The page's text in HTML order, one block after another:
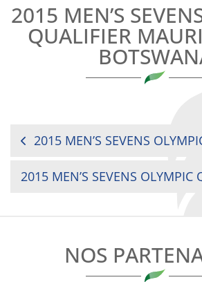
2015 MEN’S
QUALIFIER
NAVIGATION
NOS